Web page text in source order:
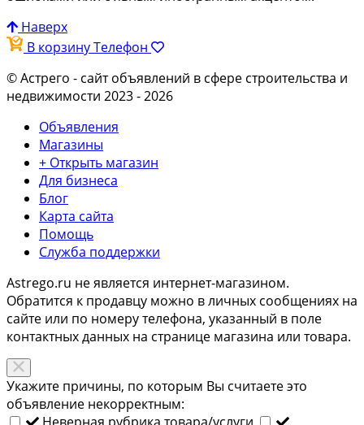
Наверх
В корзинуТелефон
© Астрего - сайт объявлений в сфере строительства и
недвижимости 2023 - 2026
Объявления
Магазины
+ Открыть магазин
Для бизнеса
Блог
Карта сайта
Помощь
Служба поддержки
Astrego.ru не является интернет-магазином.
Обратится к продавцу можно в личных сообщениях на
сайте или по номеру телефона, указанный в поле
контактных данных на странице магазина или товара.
Укажите причины, по которым Вы считаете это
объявление некорректным: